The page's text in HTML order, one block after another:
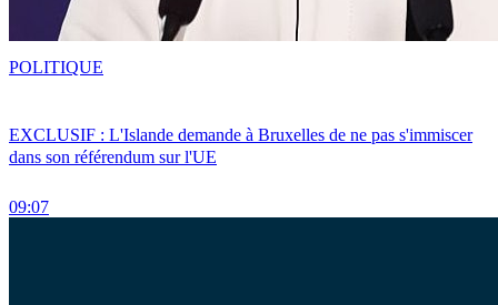
EXCLUSIF : L'Islande demande à Bruxelles de ne pas s'immiscer
dans son référendum sur l'UE
09:07
POLITIQUE